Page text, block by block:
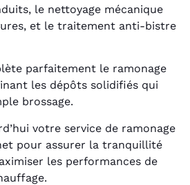
le nettoyage mécanique
et le traitement anti-bistre
parfaitement le ramonage
les dépôts solidifiés qui
brossage.
votre service de ramonage
pour assurer la tranquillité
les performances de